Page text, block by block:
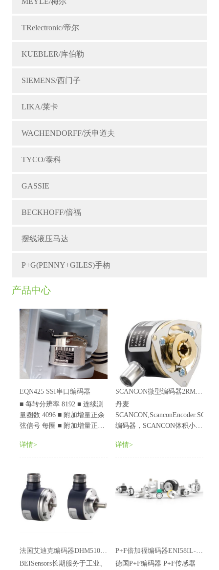
TRelectronic/帝尔
KUEBLER/库伯勒
SIEMENS/西门子
LIKA/莱卡
WACHENDORFF/沃申道夫
TYCO/泰科
GASSIE
BECKHOFF/倍福
摆线液压马达
P+G(PENNY+GILES)手柄
产品中心
EQN425 SSI串口编码器
■ 每转分辨率 8192 ■ 连续测
量圈数 4096 ■ 附加增量正余
弦信号 每圈 ■ 附加增量正余
■ SSI 输出或 EnDat 输出 ■
输出 ■ Profibus-DP...
详情>
SCANCON微型编码器2RMHF系列
丹麦
编码器，SCANCON体积小，
频响高，分辨能力高，力矩
小，耗能低，性能稳定，可
详情>
法国艾迪克编码器DHM510系列
BEISensors长期服务于工业、
P+F倍加福编码器ENI58IL-H系列
德国P+F编码器 P+F传感器